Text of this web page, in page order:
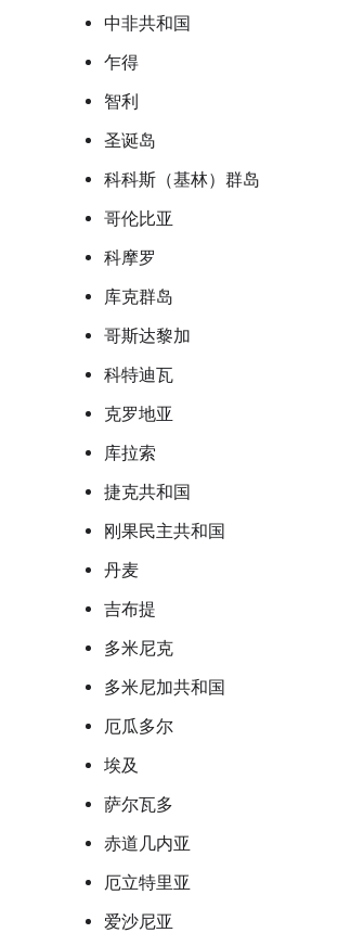
中非共和国
乍得
智利
圣诞岛
科科斯（基林）群岛
哥伦比亚
科摩罗
库克群岛
哥斯达黎加
科特迪瓦
克罗地亚
库拉索
捷克共和国
刚果民主共和国
丹麦
吉布提
多米尼克
多米尼加共和国
厄瓜多尔
埃及
萨尔瓦多
赤道几内亚
厄立特里亚
爱沙尼亚